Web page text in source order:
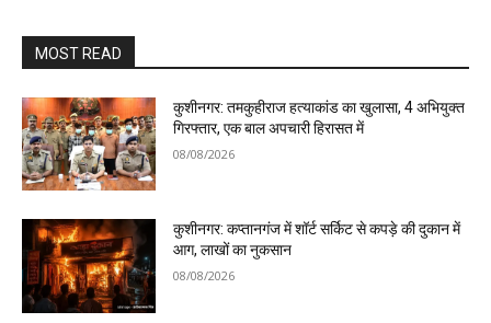
MOST READ
कुशीनगर: तमकुहीराज हत्याकांड का खुलासा, 4 अभियुक्त
गिरफ्तार, एक बाल अपचारी हिरासत में
08/08/2026
कुशीनगर: कप्तानगंज में शॉर्ट सर्किट से कपड़े की दुकान में
आग, लाखों का नुकसान
08/08/2026